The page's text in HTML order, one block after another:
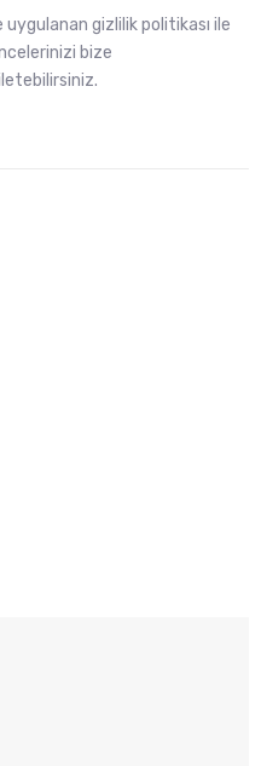
gizlilik politikası ile
bize